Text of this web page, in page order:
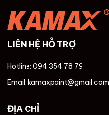
LIÊN HỆ HỖ TRỢ
Hotline: 094 354 78 79
Email: kamaxpaint@gmail.com
ĐỊA CHỈ